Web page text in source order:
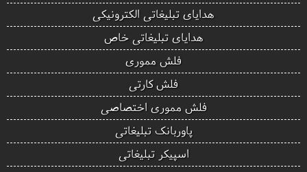
هدایای تبلیغاتی الکترونیکی
هدایای تبلیغاتی خاص
فلش مموری
فلش کارتی
فلش مموری اختصاصی
پاوربانک تبلیغاتی
اسپیکر تبلیغاتی